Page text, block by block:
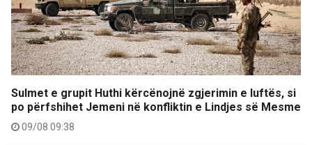
Sulmet e grupit Huthi kërcënojnë zgjerimin e luftës, si
po përfshihet Jemeni në konfliktin e Lindjes së Mesme
09/08 09:38